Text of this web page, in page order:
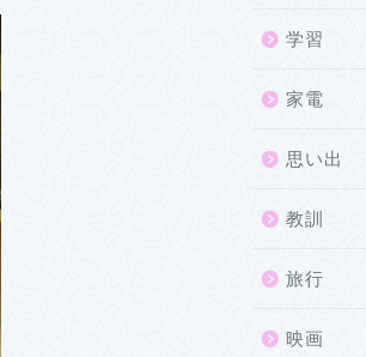
学習
家電
思い出
教訓
旅行
映画